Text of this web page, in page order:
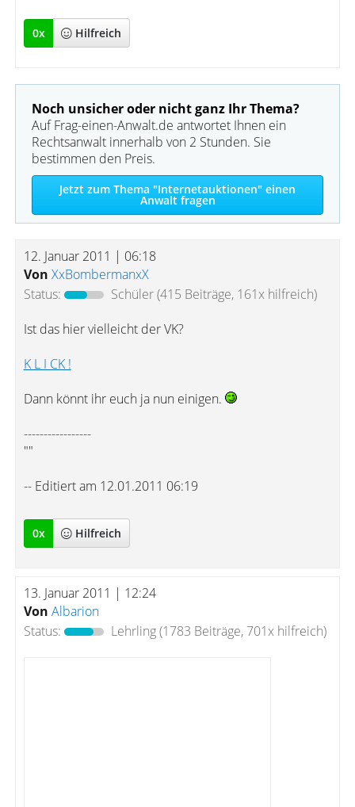
0x Hilfreich
Noch unsicher oder nicht ganz Ihr Thema?
Auf Frag-einen-Anwalt.de antwortet Ihnen ein
Rechtsanwalt innerhalb von 2 Stunden. Sie
bestimmen den Preis.
Jetzt zum Thema "Internetauktionen" einen
Anwalt fragen
12. Januar 2011 | 06:18
Von XxBombermanxX
Status:
Schüler(415 Beiträge, 161x hilfreich)
Ist das hier vielleicht der VK?
K L I CK !
Dann könnt ihr euch ja nun einigen.
-----------------
""
-- Editiert am 12.01.2011 06:19
0x Hilfreich
13. Januar 2011 | 12:24
Von Albarion
Status:
Lehrling(1783 Beiträge, 701x hilfreich)